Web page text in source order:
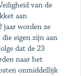
van de
aan
jaar worden ze
eigen zijn aan
dat de 23
naar het
onmiddellijk